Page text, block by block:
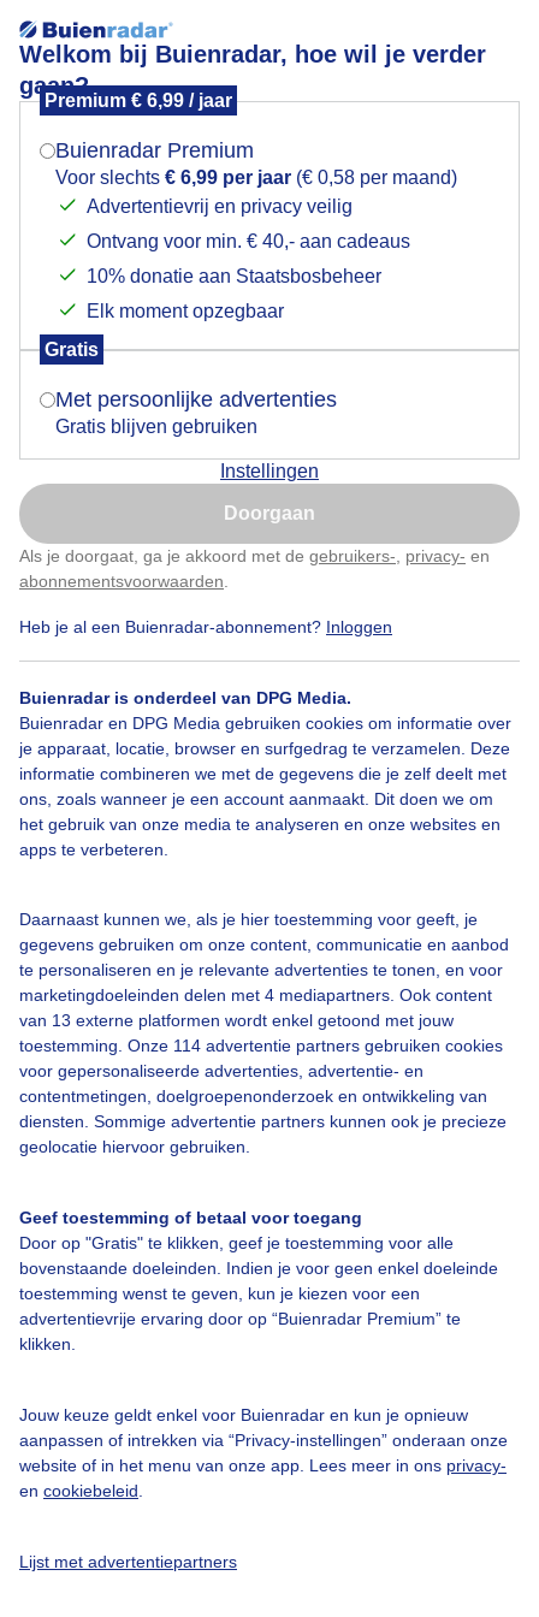
Welkom bij Buienradar, hoe wil je verder
gaan?
Premium € 6,99 / jaar
Buienradar Premium
Voor slechts € 6,99 per jaar (€ 0,58 per maand)
Advertentievrij en privacy veilig
Ontvang voor min. € 40,- aan cadeaus
10% donatie aan Staatsbosbeheer
Elk moment opzegbaar
Gratis
Met persoonlijke advertenties
Gratis blijven gebruiken
Instellingen
Doorgaan
Als je doorgaat, ga je akkoord met de gebruikers- privacy- en
abonnementsvoorwaarden
Heb je al een Buienradar-abonnement? Inloggen
Buienradar is onderdeel van DPG Media.
Buienradar en DPG Media gebruiken cookies om informatie over
je apparaat, locatie, browser en surfgedrag te verzamelen. Deze
informatie combineren we met de gegevens die je zelf deelt met
ons, zoals wanneer je een account aanmaakt. Dit doen we om
het gebruik van onze media te analyseren en onze websites en
apps te verbeteren.
Daarnaast kunnen we, als je hier toestemming voor geeft, je
gegevens gebruiken om onze content, communicatie en aanbod
te personaliseren en je relevante advertenties te tonen, en voor
marketingdoeleinden delen met 4 mediapartners. Ook content
van 13 externe platformen wordt enkel getoond met jouw
toestemming. Onze 114 advertentie partners gebruiken cookies
voor gepersonaliseerde advertenties, advertentie- en
contentmetingen, doelgroepenonderzoek en ontwikkeling van
diensten. Sommige advertentie partners kunnen ook je precieze
geolocatie hiervoor gebruiken.
Geef toestemming of betaal voor toegang
Door op "Gratis" te klikken, geef je toestemming voor alle
bovenstaande doeleinden. Indien je voor geen enkel doeleinde
toestemming wenst te geven, kun je kiezen voor een
advertentievrije ervaring door op “Buienradar Premium” te
klikken.
Jouw keuze geldt enkel voor Buienradar en kun je opnieuw
aanpassen of intrekken via “Privacy-instellingen” onderaan onze
website of in het menu van onze app. Lees meer in ons privacy-
en cookiebeleid
Lijst met advertentiepartners
Zon regenboog!
Door: Nely V Frankenhuijzen Gemaakt: 11-09-2025, 47x bekeken
Zon Regen Wolken
Bekijk slideshow
Over Buienradar
Bedrijfsgegevens
Contact
Toegankelijkheid
Gebruikersvoorwaarden
Adverteren
Privacy beleid
Cookie beleid
Mogen we je locatie gebruiken voor het
Indien je hier nog geen akkoord op hebt gegeven,
verschijnt er zo een pop-up uit je browser waarin
Is goed, toon de popup
Nu niet, misschien later
Klik hierom dit aan te passen